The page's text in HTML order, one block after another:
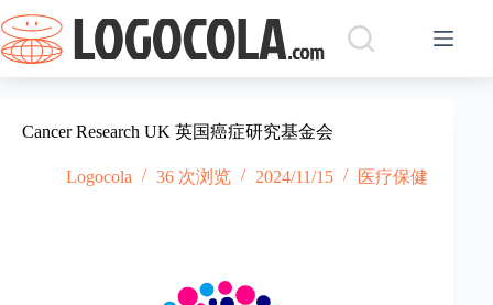
过
内
容
Cancer Research UK 英国癌症研究基金会
Logocola 36 次浏览 2024/11/15 医疗保健